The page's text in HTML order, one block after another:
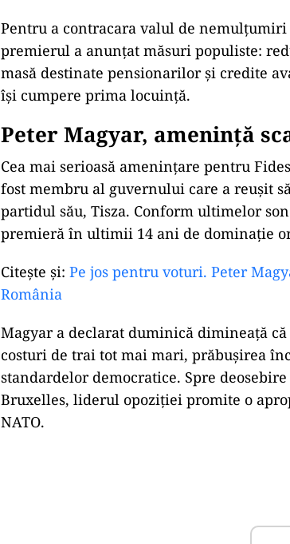
Pentru a contracara valul de nemulțumiri
premierul a anunțat măsuri populiste:
masă destinate pensionarilor și credite
își cumpere prima locuință.
Peter Magyar, ameninţă
Cea mai serioasă amenințare pentru
fost membru al guvernului care a reușit
partidul său, Tisza. Conform ultimelor
premieră în ultimii 14 ani de dominație
Citeşte şi: Pe jos pentru voturi. Peter
România
Magyar a declarat duminică dimineață
costuri de trai tot mai mari, prăbușirea
standardelor democratice. Spre
Bruxelles, liderul opoziției promite o
NATO.